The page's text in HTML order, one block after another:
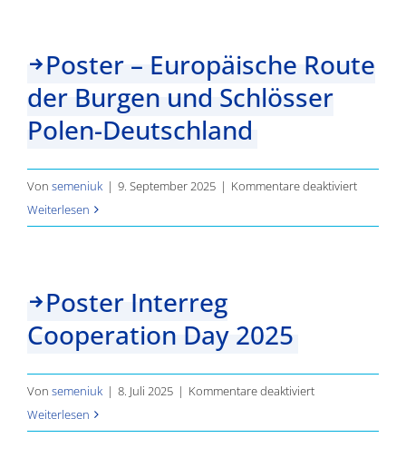
Poster – Europäische Route
der Burgen und Schlösser
Polen-Deutschland
Von semeniuk | 9. September 2025 | Kommentare deaktiviertfür
–
Schlösser
Weiterlesen
Poster Interreg
Cooperation Day 2025
Von semeniuk | 8. Juli 2025 | Kommentare deaktiviertfür
Interreg
Weiterlesen